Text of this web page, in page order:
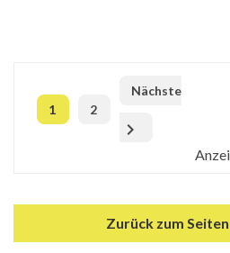
1 2
Nächste

Zurück zum